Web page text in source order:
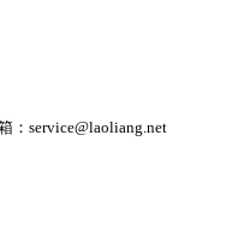
：service@laoliang.net